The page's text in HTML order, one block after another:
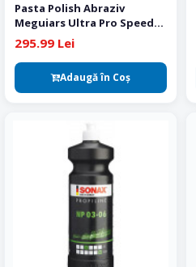
Pasta Polish Abraziv
Meguiars Ultra Pro Speed
Compound M110 946 ml
295.99 Lei
Adaugă în Coş